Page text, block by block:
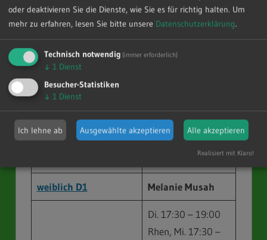
Regionsklasse Staffel
1
Do. 16:00 – 17:30
17:30 Olze
weiblich C3
Kreisklasse Staffel 5
Di. 17:30 – 19:00
Olze, Fr. 16:00 –
17:30 Sportland
weiblich D1 Melanie Musah
Di. 17:30 – 19:00
Rhen, Mi. 17:30 –
oder deaktivieren Sie die Dienste, wie Sie es für richtig halten. Um
mehr zu erfahren, lesen Sie bitte unsere Datenschutzerklärung.
Technisch notwendig (immer erforderlich)
↓ 1 Dienst
Besucher-Statistiken
↓ 1 Dienst
Ich lehne ab Ausgewählte akzeptieren Alle akzeptieren
Realisiert mit Klaro!